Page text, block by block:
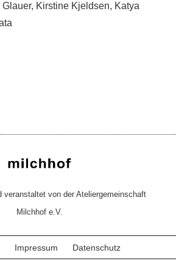
Kirstine Kjeldsen, Katya
veranstaltet von der Ateliergemeinschaft
Milchhof e.V.
Impressum Datenschutz